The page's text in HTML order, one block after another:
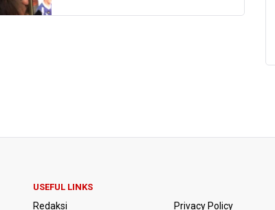
USEFUL LINKS
Redaksi Privacy Policy